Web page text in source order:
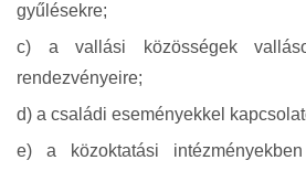
gyűlésekre;
c) a vallási közösségek
rendezvényeire;
d) a családi eseményekkel
e) a közoktatási